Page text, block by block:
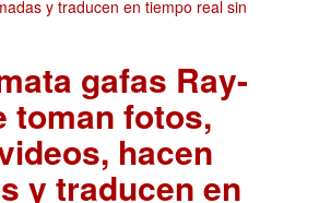
gafas Ray-
toman fotos,
hacen
y traducen en